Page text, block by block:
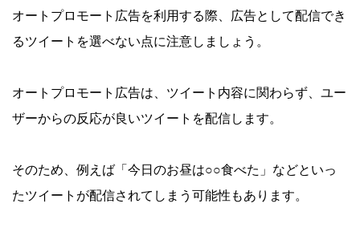
オートプロモート広告を利用する際、広告として配信でき
るツイートを選べない点に注意しましょう。
オートプロモート広告は、ツイート内容に関わらず、ユー
ザーからの反応が良いツイートを配信します。
そのため、例えば「今日のお昼は○○食べた」などといっ
たツイートが配信されてしまう可能性もあります。